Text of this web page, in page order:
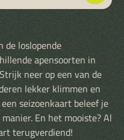
de loslopende
apensoorten in
neer op een van de
lekker klimmen en
seizoenkaart beleef je
En het mooiste? Al
terugverdiend!